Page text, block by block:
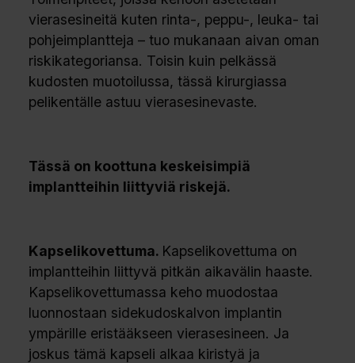
vierasesineitä kuten rinta-, peppu-, leuka- tai
pohjeimplantteja – tuo mukanaan aivan oman
riskikategoriansa. Toisin kuin pelkässä
kudosten muotoilussa, tässä kirurgiassa
pelikentälle astuu vierasesinevaste.
Tässä on koottuna keskeisimpiä
implantteihin liittyviä riskejä.
Kapselikovettuma. Kapselikovettuma on
implantteihin liittyvä pitkän aikavälin haaste.
Kapselikovettumassa keho muodostaa
luonnostaan sidekudoskalvon implantin
ympärille eristääkseen vierasesineen. Ja
joskus tämä kapseli alkaa kiristyä ja